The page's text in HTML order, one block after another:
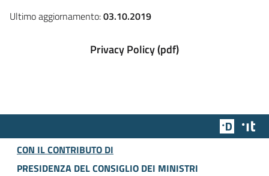
Ultimo aggiornamento:03.10.2019
Privacy Policy (pdf)
Team
CON IL CONTRIBUTO DI
PRESIDENZA DEL CONSIGLIO DEI MINISTRI